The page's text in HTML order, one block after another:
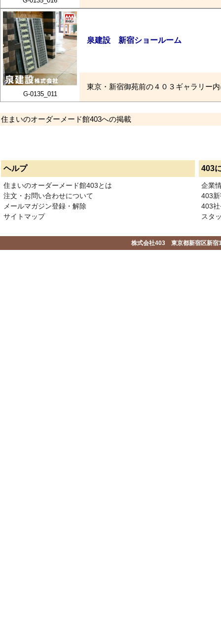
G-0135_011
泉建設 新宿ショールーム
東京・新宿御苑前の４０３ギャラリー
住まいのオーダーメード館403への掲載
ヘルプ 403
住まいのオーダーメード館403とは
注文・お問い合わせについて
メールマガジン登録・解除
サイトマップ
企業
403
403
スタ
株式会社403 東京都新宿区新